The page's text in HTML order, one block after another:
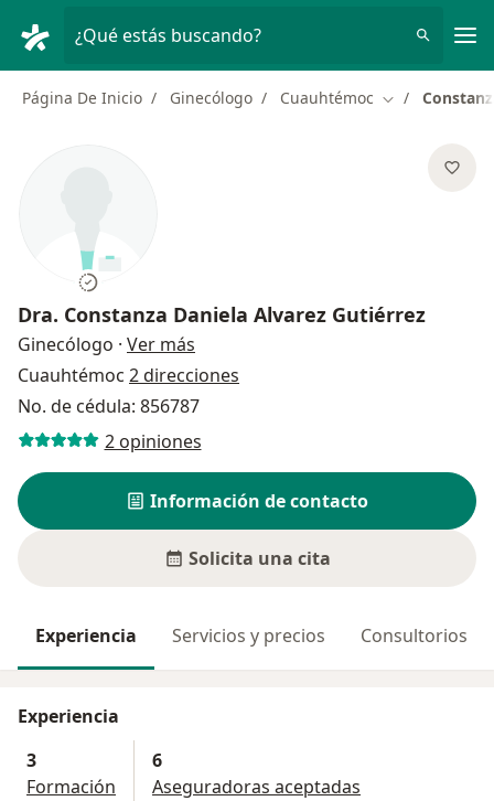
¿Qué estás buscando?
Página De Inicio Ginecólogo Cuauhtémoc Cambiar de
Dra. Constanza Daniela Alvarez Gutiérrez
Ginecólogo · Ver más
Cuauhtémoc 2 direcciones
No. de cédula: 856787
2 opiniones
Información de contacto
Solicita una cita
Experiencia Servicios y precios Consultorios
Experiencia
3
Formación
6
Aseguradoras aceptadas